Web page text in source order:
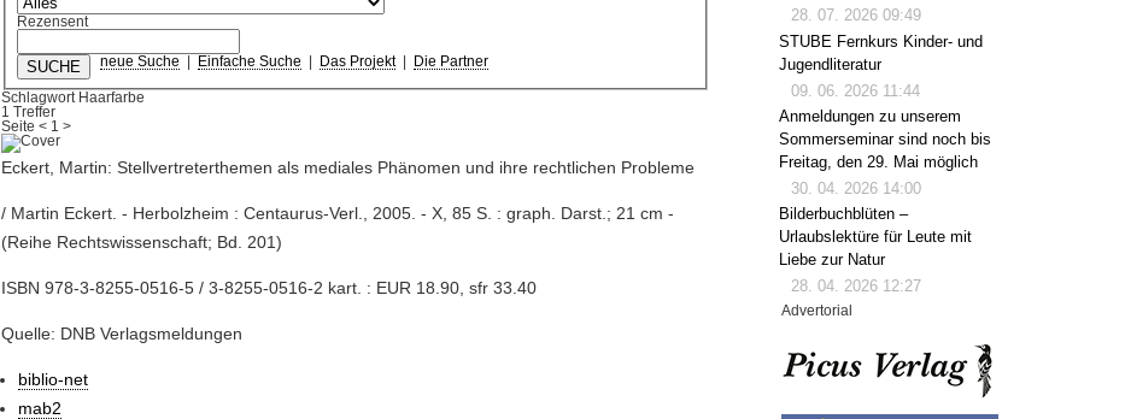
Rezensent
neue Suche Einfache Suche Das Projekt| Die Partner
Schlagwort Haarfarbe
1 Treffer
Seite< 1 >
Eckert, Martin: Stellvertreterthemen als mediales Phänomen und ihre rechtlichen Probleme
/ Martin Eckert. - Herbolzheim : Centaurus-Verl., 2005. - X, 85 S. : graph. Darst.; 21 cm -
(Reihe Rechtswissenschaft; Bd. 201)
ISBN 978-3-8255-0516-5 / 3-8255-0516-2 kart. : EUR 18.90, sfr 33.40
Quelle: DNB Verlagsmeldungen
biblio-net
mab2
28. 07. 2026 09:49
STUBE Fernkurs Kinder- und
Jugendliteratur
09. 06. 2026 11:44
Anmeldungen zu unserem
Sommerseminar sind noch bis
Freitag, den 29. Mai möglich
30. 04. 2026 14:00
Bilderbuchblüten –
Urlaubslektüre für Leute mit
Liebe zur Natur
28. 04. 2026 12:27
Advertorial